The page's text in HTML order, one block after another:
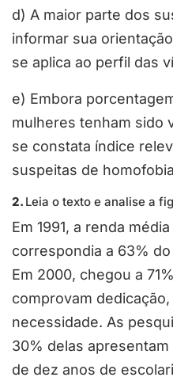
d) A maior parte dos
informar sua
se aplica ao perfil das
e) Embora
mulheres tenham sido
se constata índice
suspeitas de
2. Leia o texto e analise a
Em 1991, a renda
correspondia a 63%
Em 2000, chegou a
comprovam
necessidade. As
30% delas
de dez anos de